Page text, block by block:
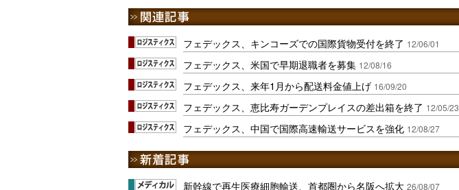
フェデックス、キンコーズでの国際貨物受付を終了 12/06/01
フェデックス、米国で早期退職者を募集 12/08/16
フェデックス、来年1月から配送料金値上げ 16/09/20
フェデックス、恵比寿ガーデンプレイスの差出箱を終了 12/05/23
フェデックス、中国で国際高速輸送サービスを強化 12/08/27
新幹線で再生医療細胞輸送、首都圏から名阪へ拡大 26/08/07